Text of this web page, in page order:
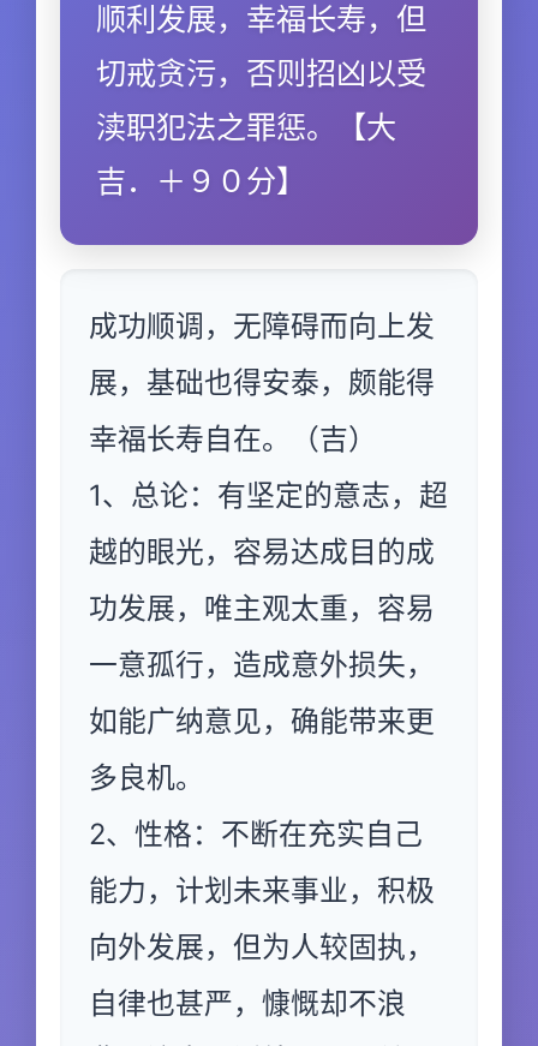
顺利发展，幸福长寿，但
切戒贪污，否则招凶以受
渎职犯法之罪惩。【大
吉．＋９０分】
成功顺调，无障碍而向上发
展，基础也得安泰，颇能得
幸福长寿自在。（吉）
1、总论：有坚定的意志，超
越的眼光，容易达成目的成
功发展，唯主观太重，容易
一意孤行，造成意外损失，
如能广纳意见，确能带来更
多良机。
2、性格：不断在充实自己
能力，计划未来事业，积极
向外发展，但为人较固执，
自律也甚严，慷慨却不浪